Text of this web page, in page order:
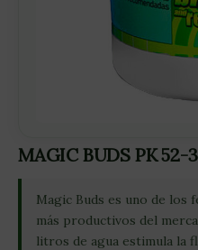
MAGIC BUDS PK 52-
Magic Buds es uno de los
más productivos del
litros de agua estimula la